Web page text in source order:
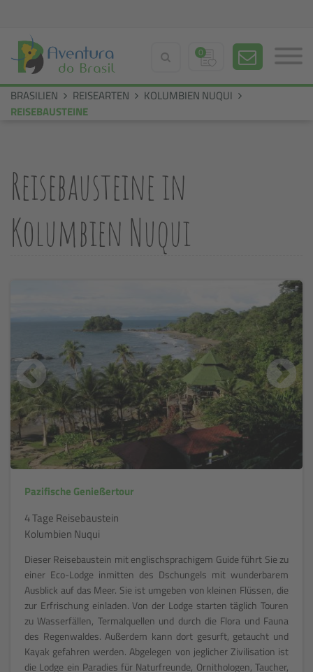
0
BRASILIEN REISEARTEN
KOLUMBIEN NUQUI
REISEBAUSTEINE
Reisebausteine in
Kolumbien Nuqui
Pazifische Genießertour
4 Tage Reisebaustein
Kolumbien Nuqui
Dieser Reisebaustein mit englischsprachigem Guide führt Sie zu
einer Eco-Lodge inmitten des Dschungels mit wunderbarem
Ausblick auf das Meer. Sie ist umgeben von kleinen Flüssen, die
zur Erfrischung einladen. Von der Lodge starten täglich Touren
zu Wasserfällen, Termalquellen und durch die Flora und Fauna
des Regenwaldes. Außerdem kann dort gesurft, getaucht und
Kayak gefahren werden. Abgelegen von jeglicher Zivilisation ist
die Lodge ein Paradies für Naturfreunde, Ornithologen, Taucher,